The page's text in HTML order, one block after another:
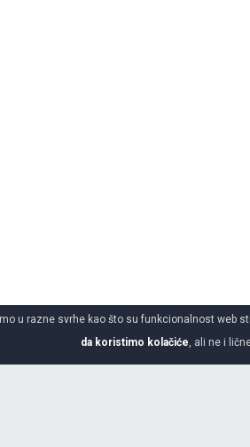
u razne svrhe kao što su funkcionalnost
da koristimo kolačiće , ali ne i